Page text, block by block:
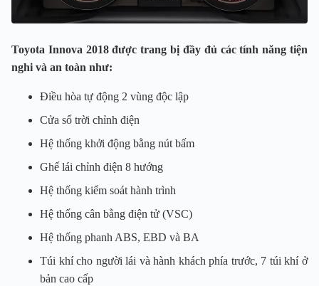
Toyota Innova 2018 được trang bị đầy đủ các tính năng tiện
nghi và an toàn như:
Điều hòa tự động 2 vùng độc lập
Cửa sổ trời chỉnh điện
Hệ thống khởi động bằng nút bấm
Ghế lái chỉnh điện 8 hướng
Hệ thống kiểm soát hành trình
Hệ thống cân bằng điện tử (VSC)
Hệ thống phanh ABS, EBD và BA
Túi khí cho người lái và hành khách phía trước, 7 túi khí ở
bản cao cấp